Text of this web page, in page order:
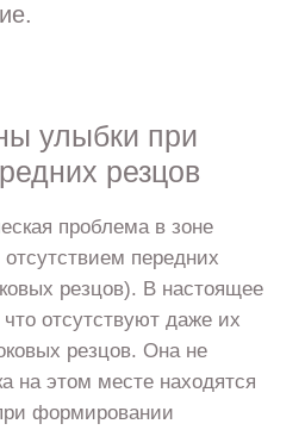
улыбки при
резцов
проблема в зоне
передних
резцов). В настоящее
отсутствуют даже их
резцов. Она не
на этом месте находятся
формировании